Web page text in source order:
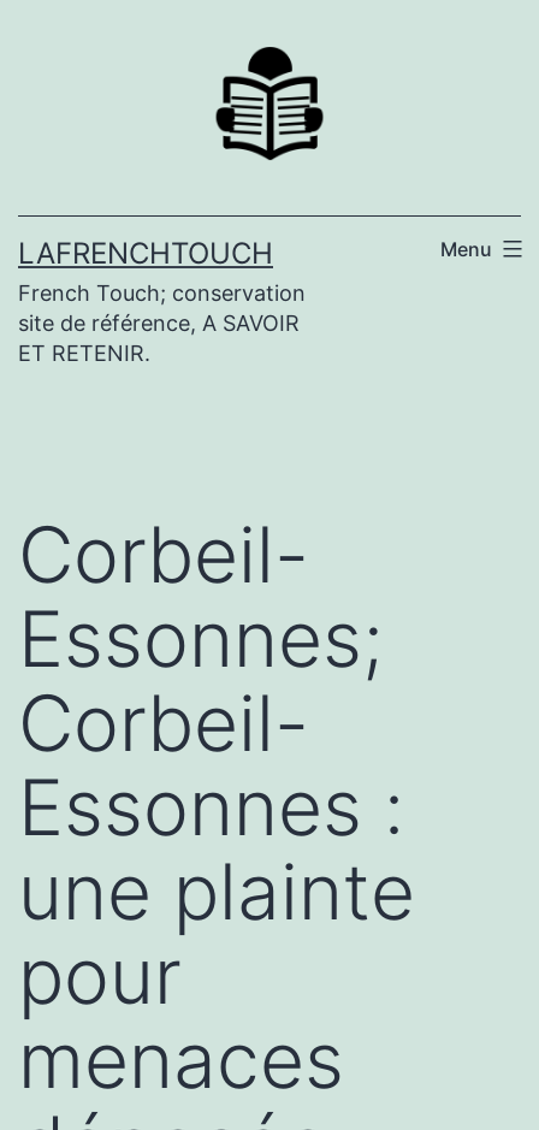
LAFRENCHTOUCH
French Touch; conservation
site de référence, A SAVOIR
ET RETENIR.
Menu
Corbeil-
Essonnes;
Corbeil-
Essonnes :
une plainte
pour
menaces